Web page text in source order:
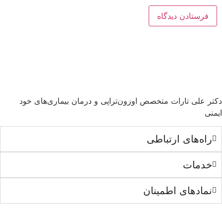
دکتر علی تارات متخصص اوزون‌تراپی و درمان بیماری‌های خود
ایمنی
راه‌های ارتباطی
خدمات
نمادهای اطمینان